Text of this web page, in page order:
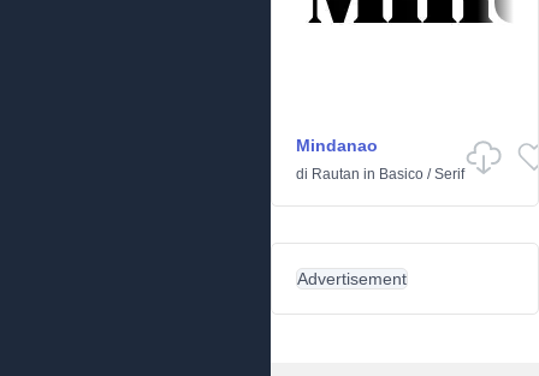
Mindanao
di Rautan in Basico /Serif
Advertisement